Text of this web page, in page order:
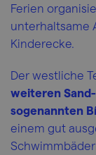
Ferien
unterhaltsame
Kinderecke.
Der westliche
weiteren
sogenannten
einem gut